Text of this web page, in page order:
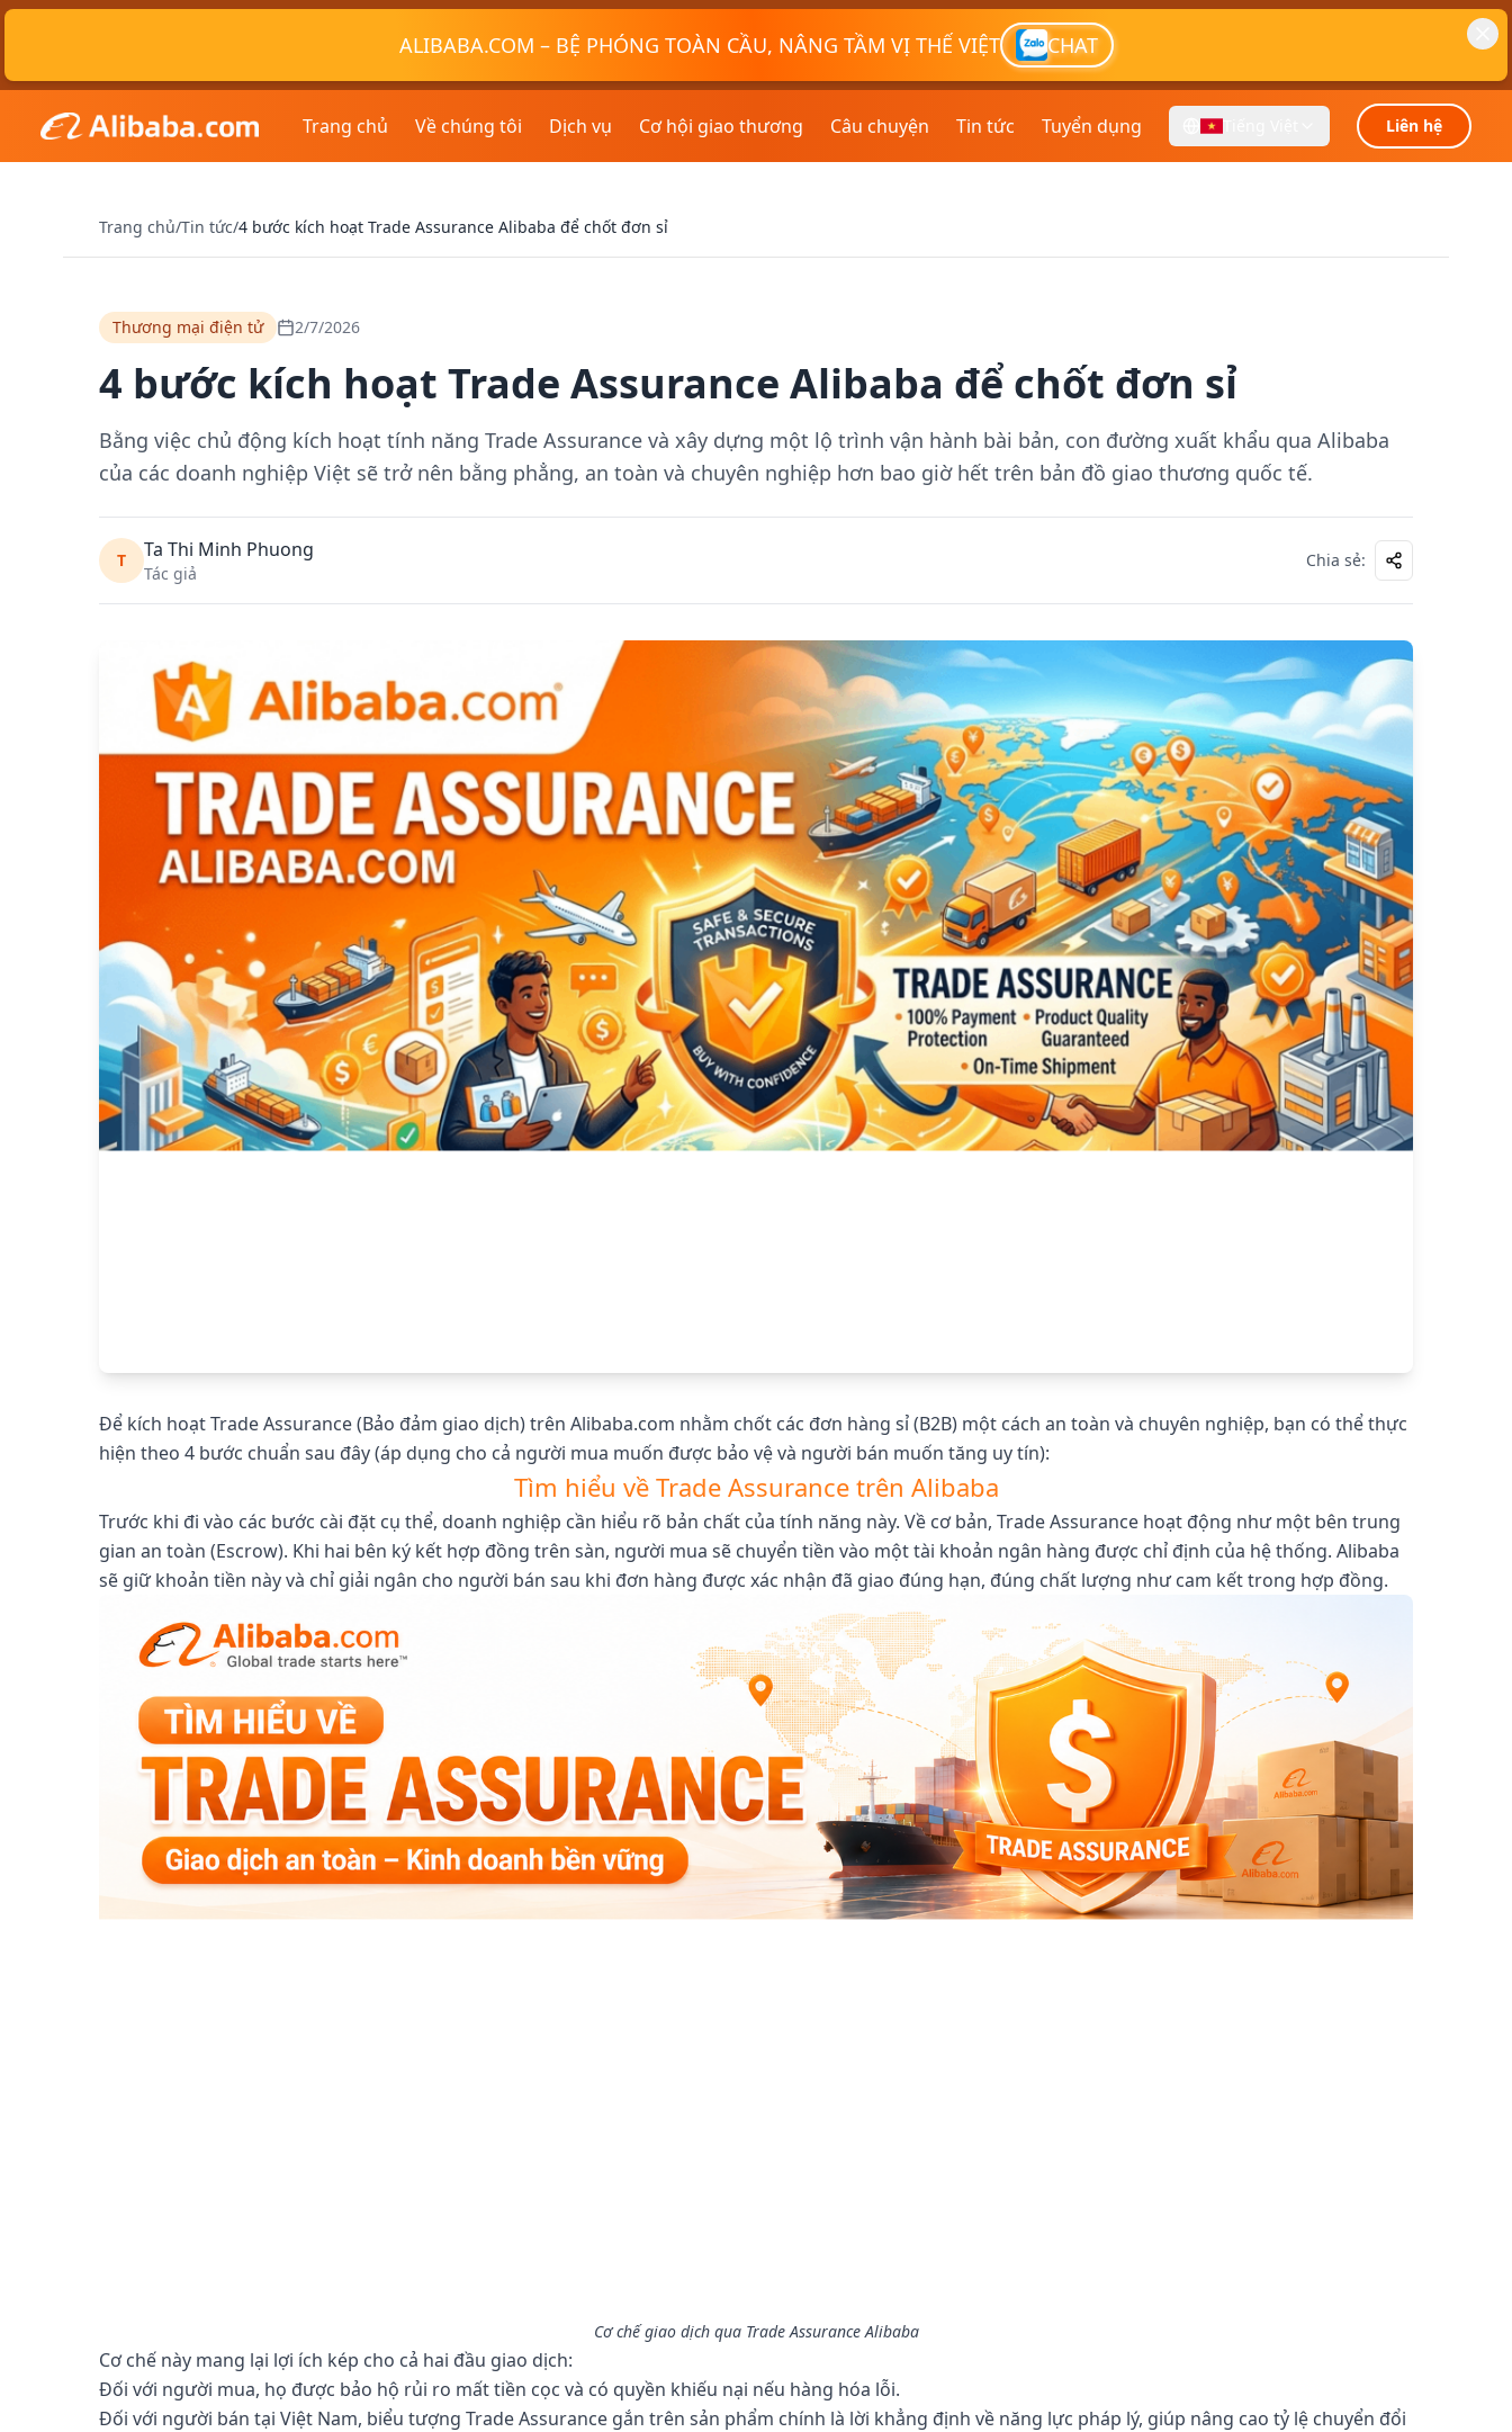
ALIBABA.COM – BỆ PHÓNG TOÀN CẦU, NÂNG TẦM VỊ THẾ VIỆT CHAT
Trang chủ Về chúng tôi Dịch vụ Cơ hội giao thương Câu chuyện Tin tức Tuyển dụng Liên hệ
Trang chủ/Tin tức/4 bước kích hoạt Trade Assurance Alibaba để chốt đơn sỉ
Thương mại điện tử 2/7/2026
4 bước kích hoạt Trade Assurance Alibaba để chốt đơn sỉ
Bằng việc chủ động kích hoạt tính năng Trade Assurance và xây dựng một lộ trình vận hành bài bản, con đường xuất khẩu qua Alibaba
của các doanh nghiệp Việt sẽ trở nên bằng phẳng, an toàn và chuyên nghiệp hơn bao giờ hết trên bản đồ giao thương quốc tế.
T Ta Thi Minh Phuong
Tác giả
Chia sẻ:
Để kích hoạt Trade Assurance (Bảo đảm giao dịch) trên Alibaba.com nhằm chốt các đơn hàng sỉ (B2B) một cách an toàn và chuyên nghiệp, bạn có thể thực
hiện theo 4 bước chuẩn sau đây (áp dụng cho cả người mua muốn được bảo vệ và người bán muốn tăng uy tín):
Tìm hiểu về Trade Assurance trên Alibaba
Trước khi đi vào các bước cài đặt cụ thể, doanh nghiệp cần hiểu rõ bản chất của tính năng này. Về cơ bản, Trade Assurance hoạt động như một bên trung
gian an toàn (Escrow). Khi hai bên ký kết hợp đồng trên sàn, người mua sẽ chuyển tiền vào một tài khoản ngân hàng được chỉ định của hệ thống. Alibaba
sẽ giữ khoản tiền này và chỉ giải ngân cho người bán sau khi đơn hàng được xác nhận đã giao đúng hạn, đúng chất lượng như cam kết trong hợp đồng.
Cơ chế giao dịch qua Trade Assurance Alibaba
Cơ chế này mang lại lợi ích kép cho cả hai đầu giao dịch:
Đối với người mua, họ được bảo hộ rủi ro mất tiền cọc và có quyền khiếu nại nếu hàng hóa lỗi.
Đối với người bán tại Việt Nam, biểu tượng Trade Assurance gắn trên sản phẩm chính là lời khẳng định về năng lực pháp lý, giúp nâng cao tỷ lệ chuyển đổi